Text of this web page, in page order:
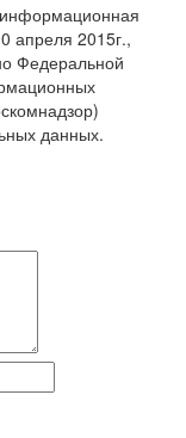
апреля 2015г.,
Федеральной
данных.